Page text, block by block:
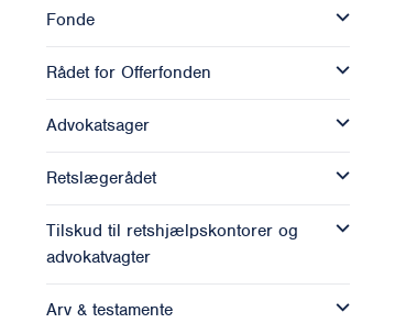
Fonde
Rådet for Offerfonden
Advokatsager
Retslægerådet
Tilskud til retshjælpskontorer og
advokatvagter
Arv & testamente